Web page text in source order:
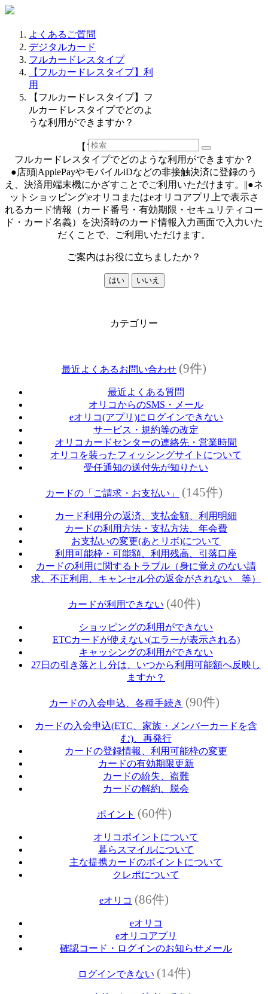
よくあるご質問
デジタルカード
フルカードレスタイプ
【フルカードレスタイプ】利
用
【フルカードレスタイプ】フ
ルカードレスタイプでどのよ
うな利用ができますか？
【フルカードレスタイプ】
フルカードレスタイプでどのような利用ができますか？
●店頭|ApplePayやモバイルiDなどの非接触決済に登録のう
え、決済用端末機にかざすことでご利用いただけます。||●ネ
ットショッピング|eオリコまたはeオリコアプリ上で表示さ
れるカード情報（カード番号・有効期限・セキュリティコー
ド・カード名義）を決済時のカード情報入力画面で入力いた
だくことで、ご利用いただけます。
ご案内はお役に立ちましたか？
はい いいえ
カテゴリー
最近よくあるお問い合わせ (9件)
最近よくある質問
オリコからのSMS・メール
eオリコ(アプリ)にログインできない
サービス・規約等の改定
オリコカードセンターの連絡先・営業時間
オリコを装ったフィッシングサイトについて
受任通知の送付先が知りたい
カードの「ご請求・お支払い」 (145件)
カード利用分の返済、支払金額、利用明細
カードの利用方法・支払方法、年会費
お支払いの変更(あとリボ)について
利用可能枠・可能額、利用残高、引落口座
カードの利用に関するトラブル（身に覚えのない請
求、不正利用、キャンセル分の返金がされない 等）
カードが利用できない (40件)
ショッピングの利用ができない
ETCカードが使えない(エラーが表示される)
キャッシングの利用ができない
27日の引き落とし分は、いつから利用可能額へ反映し
ますか？
カードの入会申込、各種手続き (90件)
カードの入会申込(ETC、家族・メンバーカードを含
む)、再発行
カードの登録情報、利用可能枠の変更
カードの有効期限更新
カードの紛失、盗難
カードの解約、脱会
ポイント (60件)
オリコポイントについて
暮らスマイルについて
主な提携カードのポイントについて
クレポについて
eオリコ (86件)
eオリコ
eオリコアプリ
確認コード・ログインのお知らせメール
ログインできない (14件)